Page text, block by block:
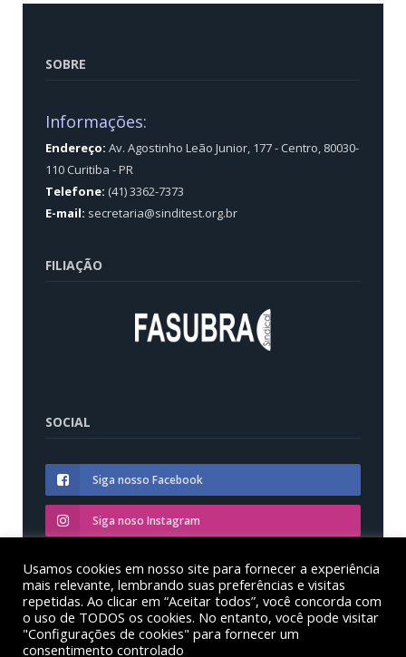
SOBRE
Informações:
Endereço: Av. Agostinho Leão Junior, 177 - Centro, 80030-
110 Curitiba - PR
Telefone: (41) 3362-7373
E-mail: secretaria@sinditest.org.br
FILIAÇÃO
SOCIAL
Siga nosso Facebook
Siga noso Instagram
Siga nosso YouTube
© Sinditest – Sindicato dos trabalhadores em educação
Usamos cookies em nosso site para fornecer a experiência
mais relevante, lembrando suas preferências e visitas
repetidas. Ao clicar em “Aceitar todos”, você concorda com
o uso de TODOS os cookies. No entanto, você pode visitar
"Configurações de cookies" para fornecer um
consentimento controlado